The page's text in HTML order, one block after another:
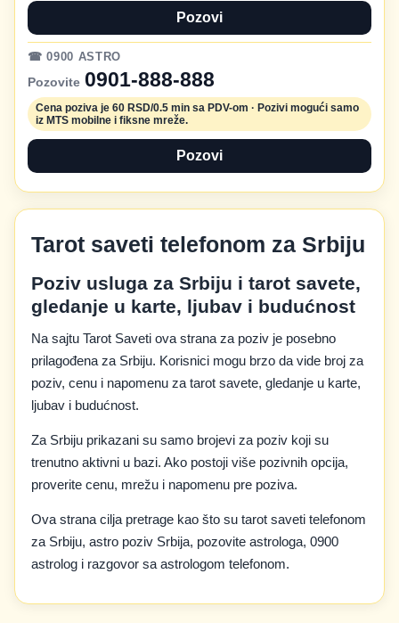
Pozovi
☎ 0900 ASTRO
Pozovite 0901-888-888
Cena poziva je 60 RSD/0.5 min sa PDV-om · Pozivi mogući samo
iz MTS mobilne i fiksne mreže.
Pozovi
Tarot saveti telefonom za Srbiju
Poziv usluga za Srbiju i tarot savete,
gledanje u karte, ljubav i budućnost
Na sajtu Tarot Saveti ova strana za poziv je posebno
prilagođena za Srbiju. Korisnici mogu brzo da vide broj za
poziv, cenu i napomenu za tarot savete, gledanje u karte,
ljubav i budućnost.
Za Srbiju prikazani su samo brojevi za poziv koji su
trenutno aktivni u bazi. Ako postoji više pozivnih opcija,
proverite cenu, mrežu i napomenu pre poziva.
Ova strana cilja pretrage kao što su tarot saveti telefonom
za Srbiju, astro poziv Srbija, pozovite astrologa, 0900
astrolog i razgovor sa astrologom telefonom.